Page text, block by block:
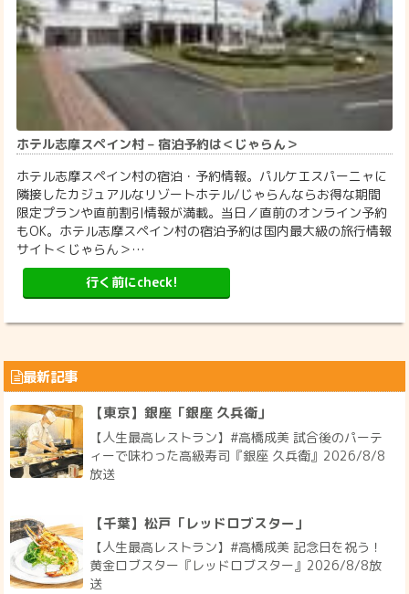
ホテル志摩スペイン村 – 宿泊予約は＜じゃらん＞
ホテル志摩スペイン村の宿泊・予約情報。パルケエスパーニャに
隣接したカジュアルなリゾートホテル/じゃらんならお得な期間
限定プランや直前割引情報が満載。当日／直前のオンライン予約
もOK。ホテル志摩スペイン村の宿泊予約は国内最大級の旅行情報
サイト＜じゃらん＞…
行く前にcheck!
最新記事
【東京】銀座「銀座 久兵衛」
【人生最高レストラン】#高橋成美 試合後のパーテ
ィーで味わった高級寿司『銀座 久兵衛』2026/8/8
放送
【千葉】松戸「レッドロブスター」
【人生最高レストラン】#高橋成美 記念日を祝う！
黄金ロブスター『レッドロブスター』2026/8/8放
送